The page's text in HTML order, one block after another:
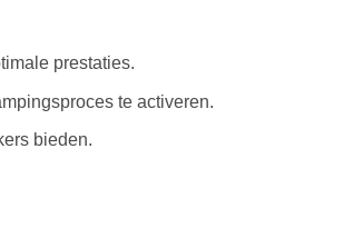
prestaties.
te activeren.
bieden.